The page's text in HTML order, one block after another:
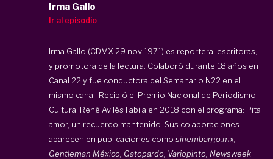
Irma Gallo
Ir al episodio
Irma Gallo (CDMX 29 nov 1971) es reportera, escritoras,
y promotora de la lectura. Colaboró durante 18 años en
Canal 22 y fue conductora del Semanario N22 en el
mismo canal. Recibió el Premio Nacional de Periodismo
Cultural René Avilés Fabila en 2018 con el programa: Pita
amor, un recuerdo mantenido. Sus colaboraciones
aparecen en publicaciones como sinembargo.mx,
Gentleman México, Gatopardo, Variopinto, Newsweek